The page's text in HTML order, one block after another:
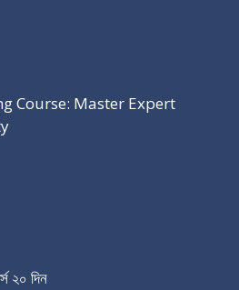
Course: Master Expert
২০ দিন